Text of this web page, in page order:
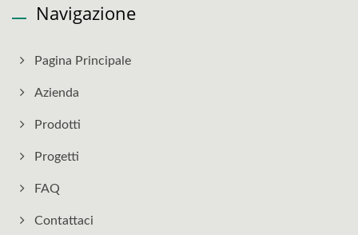
Navigazione
Pagina Principale
Azienda
Prodotti
Progetti
FAQ
Contattaci